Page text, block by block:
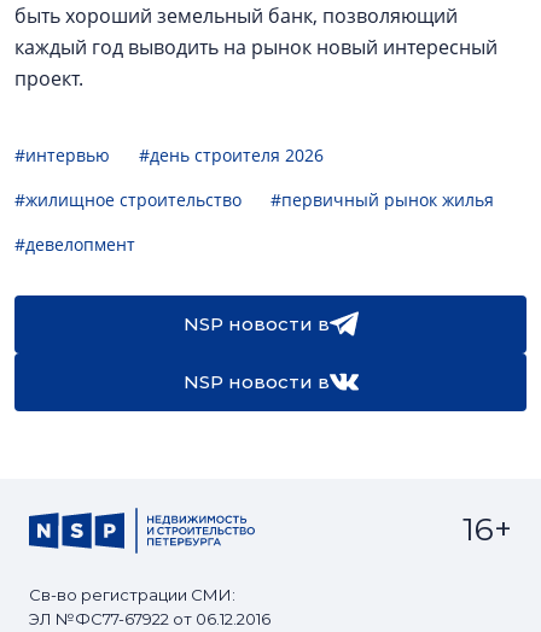
быть хороший земельный банк, позволяющий
каждый год выводить на рынок новый интересный
проект.
#интервью
#день строителя 2026
#жилищное строительство
#первичный рынок жилья
#девелопмент
NSP новости в
NSP новости в
Св-во регистрации СМИ:
ЭЛ №ФС77-67922 от 06.12.2016
16+